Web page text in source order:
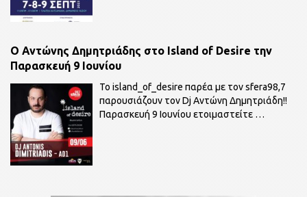
O Αντώνης Δημητριάδης στο Island of Desire την
Παρασκευή 9 Ιουνίου
To island_of_desire παρέα με τον sfera98,7
παρουσιάζουν τον Dj Αντώνη Δημητριάδη!!
Παρασκευή 9 Ιουνίου ετοιμαστείτε …